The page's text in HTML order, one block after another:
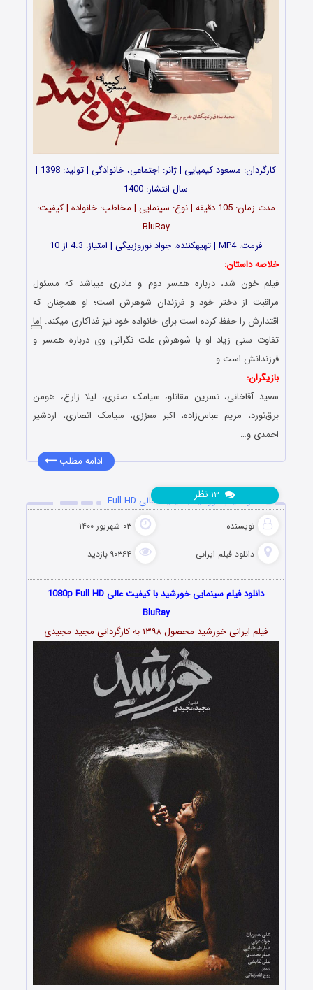
کارگردان: مسعود کیمیایی
| ژانر: اجتماعی، خانوادگی | تولید: 1398 |
سال انتشار: 1400
مدت زمان: 105 دقیقه | نوع: سینمایی | مخاطب: خانواده | کیفیت:
BluRay
فرمت: MP4 | تهیه‎کننده: جواد نوروزبیگی | امتیاز: 4.3 از 10
خلاصه داستان:
فیلم خون شد، درباره همسر دوم و مادری میباشد که مسئول
مراقبت از دختر خود و فرزندان شوهرش است؛ او همچنان که
اقتدارش را حفظ کرده است برای خانواده خود نیز فداکاری میکند. اما
تفاوت سنی زیاد او با شوهرش علت نگرانی وی درباره همسر و
فرزندانش است و…
بازیگران:
سعید آقاخانی، نسرین مقانلو، سیامک صفری، لیلا زارع، هومن
برق‌نورد، مریم عباس‌زاده، اکبر معززی، سیامک انصاری، اردشیر
احمدی و…
ادامه مطلب
دانلود فیلم خورشید با کیفیت عالی Full HD
نویسنده ۰۳ شهریور ۱۴۰۰
دانلود فیلم‌ ایرانی ۹۰۳۶۴ بازدید
نظر
دانلود فیلم سینمایی خورشید با کیفیت عالی 1080p Full HD
BluRay
فیلم ایرانی خورشید محصول ۱۳۹۸ به کارگردانی مجید مجیدی